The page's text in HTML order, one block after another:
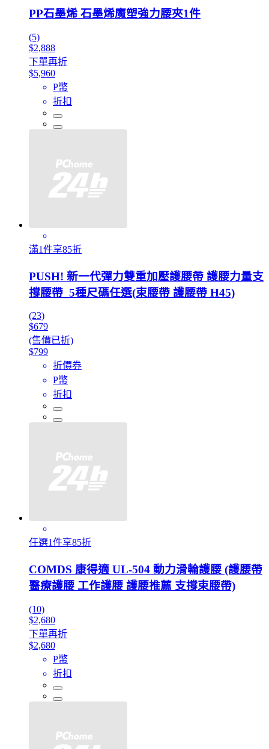
PP石墨烯 石墨烯魔塑強力腰夾1件
(5)
$2,888
下單再折
$5,960
P幣
折扣
滿1件享85折
PUSH! 新一代彈力雙重加壓護腰帶 護腰力量支
撐腰帶_5種尺碼任選(束腰帶 護腰帶 H45)
(23)
$679
(售價已折)
$799
折價券
P幣
折扣
任選1件享85折
COMDS 康得適 UL-504 動力滑輪護腰 (護腰帶
醫療護腰 工作護腰 護腰推薦 支撐束腰帶)
(10)
$2,680
下單再折
$2,680
P幣
折扣